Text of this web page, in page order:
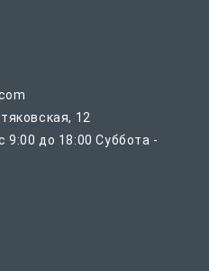
12
9:00 до 18:00 Суббота -